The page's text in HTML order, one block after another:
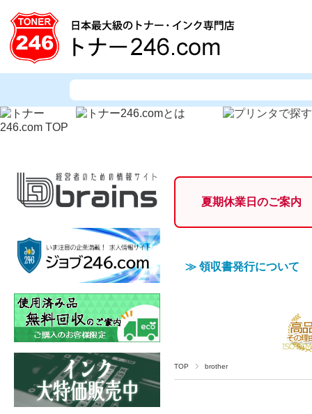
夏期休業日のご案内
≫ 領収書発行について
TOP brother